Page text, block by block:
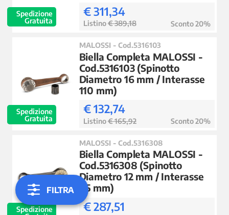
FILTRA
Spedizione
Gratuita
€ 311,34
Listino€ 389,18 Sconto 20%
Spedizione
Gratuita
MALOSSI - Cod.5316103
Biella Completa MALOSSI -
Cod.5316103 (Spinotto
Diametro 16 mm / Interasse
110 mm)
€ 132,74
Listino€ 165,92 Sconto 20%
Spedizione
MALOSSI - Cod.5316308
Biella Completa MALOSSI -
Cod.5316308 (Spinotto
Diametro 12 mm / Interasse
85 mm)
€ 287,51